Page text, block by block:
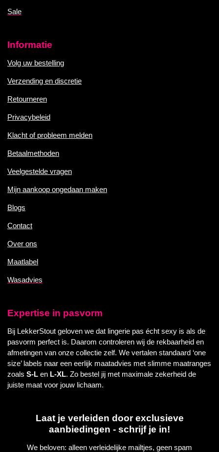
Sale
Informatie
Volg uw bestelling
Verzending en discretie
Retourneren
Privacybeleid
Klacht of probleem melden
Betaalmethoden
Veelgestelde vragen
Mijn aankoop ongedaan maken
Blogs
Contact
Over ons
Maatlabel
Wasadvies
Expertise in pasvorm
Bij LekkerStout geloven we dat lingerie pas écht sexy is als de
pasvorm perfect is. Daarom controleren wij de rekbaarheid en
afmetingen van onze collectie zelf. We vertalen standaard ‘one
size’ labels naar een eerlijk maatadvies met slimme maatranges
zoals S-L en L-XL. Zo bestel jij met maximale zekerheid de
juiste maat voor jouw lichaam.
Laat je verleiden door exclusieve
aanbiedingen - schrijf je in!
We beloven: alleen verleidelijke mailtjes, geen spam